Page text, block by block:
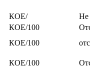
КОЕ/
Не
КОЕ/100
КОЕ/100
КОЕ/100